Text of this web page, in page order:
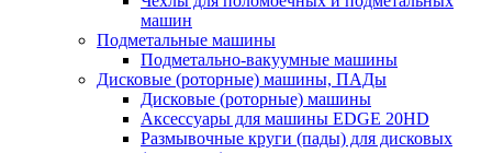
машин
Подметальные машины
Подметально-вакуумные машины
Дисковые (роторные) машины, ПАДы
Дисковые (роторные) машины
Аксессуары для машины EDGE 20HD
Размывочные круги (пады) для дисковых